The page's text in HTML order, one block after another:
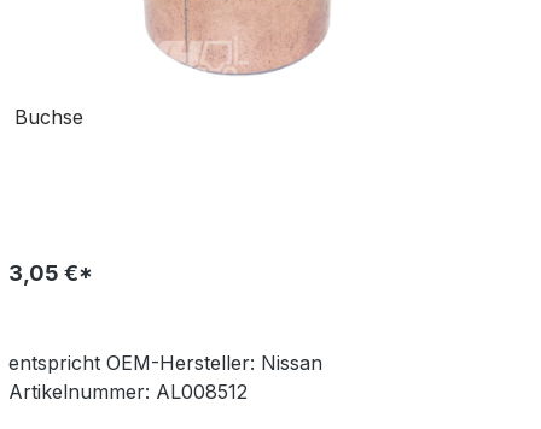
Buchse
3,05 €*
entspricht OEM-Hersteller: Nissan
Artikelnummer: AL008512